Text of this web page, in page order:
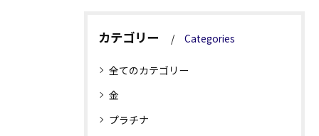
カテゴリー Categories
全てのカテゴリー
金
プラチナ